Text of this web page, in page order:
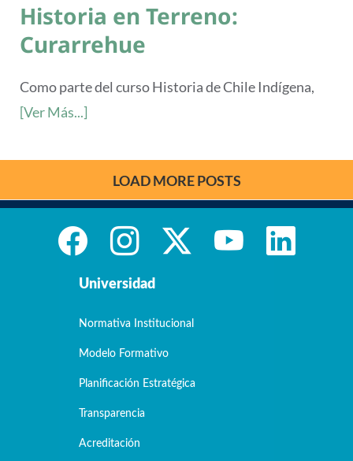
Historia en Terreno:
Curarrehue
Como parte del curso Historia de Chile Indígena,
[Ver Más...]
LOAD MORE POSTS